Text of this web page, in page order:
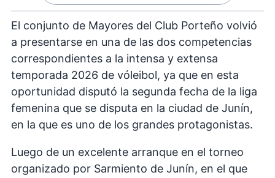
El conjunto de Mayores del Club Porteño volvió
a presentarse en una de las dos competencias
correspondientes a la intensa y extensa
temporada 2026 de vóleibol, ya que en esta
oportunidad disputó la segunda fecha de la liga
femenina que se disputa en la ciudad de Junín,
en la que es uno de los grandes protagonistas.
Luego de un excelente arranque en el torneo
organizado por Sarmiento de Junín, en el que